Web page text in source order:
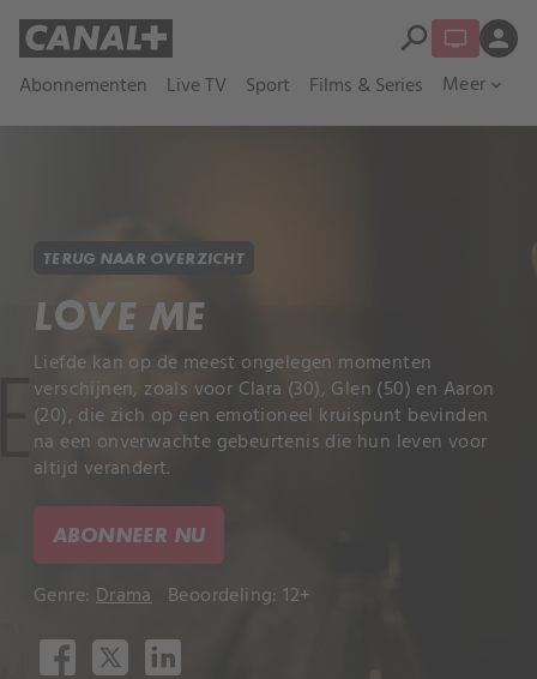
Abonnementen Live TV Sport Films & Series Meer expand_more
search person
TERUG NAAR OVERZICHT
LOVE ME
Liefde kan op de meest ongelegen momenten
verschijnen, zoals voor Clara (30), Glen (50) en Aaron
(20), die zich op een emotioneel kruispunt bevinden
na een onverwachte gebeurtenis die hun leven voor
altijd verandert.
ABONNEER NU
Genre: Drama Beoordeling: 12+